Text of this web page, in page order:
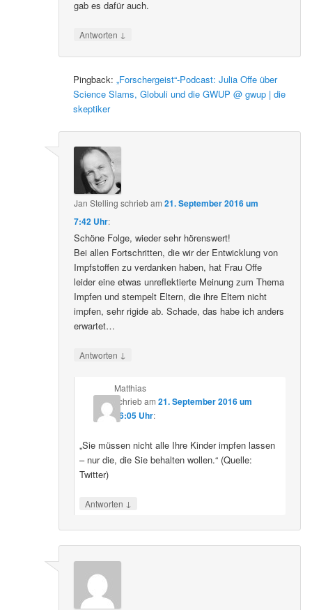
gab es dafür auch.
Antworten ↓
Pingback:„Forschergeist“-Podcast: Julia Offe über
Science Slams, Globuli und die GWUP @ gwup | die
skeptiker
Jan Stelling schriebam21. September 2016 um
7:42 Uhr:
Schöne Folge, wieder sehr hörenswert!
Bei allen Fortschritten, die wir der Entwicklung von
Impfstoffen zu verdanken haben, hat Frau Offe
leider eine etwas unreflektierte Meinung zum Thema
Impfen und stempelt Eltern, die ihre Eltern nicht
impfen, sehr rigide ab. Schade, das habe ich anders
erwartet…
Antworten ↓
Matthias
schriebam 21. September 2016 um
16:05 Uhr:
„Sie müssen nicht alle Ihre Kinder impfen lassen
– nur die, die Sie behalten wollen.“ (Quelle:
Twitter)
Antworten ↓